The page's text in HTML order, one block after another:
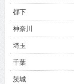
都下
神奈川
埼玉
千葉
茨城